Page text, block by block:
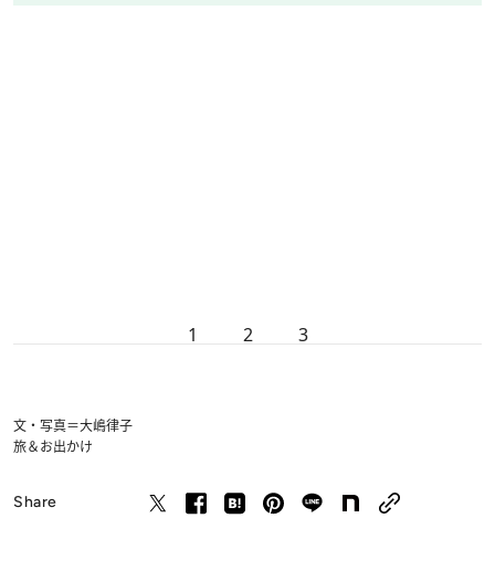
1 2 3
文・写真＝大嶋律子
旅＆お出かけ
Share